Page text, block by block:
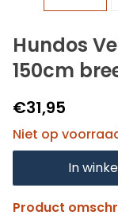
Hundos
150cm
€31,95
Niet op
In
Product